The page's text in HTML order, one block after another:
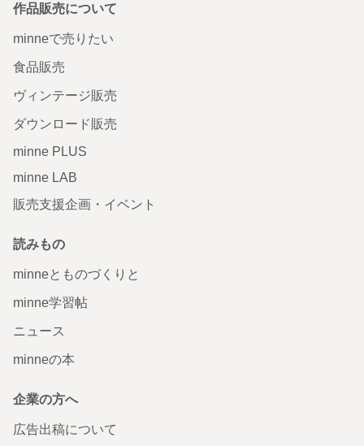
作品販売について
minneで売りたい
食品販売
ヴィンテージ販売
ダウンロード販売
minne PLUS
minne LAB
販売支援企画・イベント
読みもの
minneとものづくりと
minne学習帖
ニュース
minneの本
企業の方へ
広告出稿について